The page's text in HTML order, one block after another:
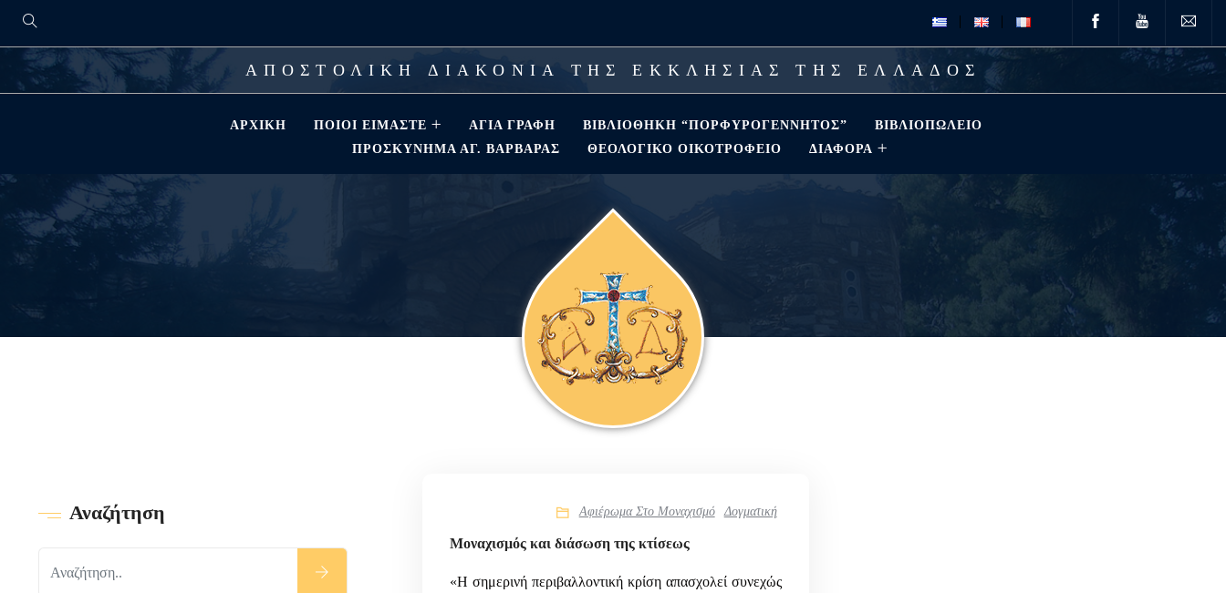
ΑΠΟΣΤΟΛΙΚΗ ΔΙΑΚΟΝΙΑ ΤΗΣ ΕΚΚΛΗΣΙΑΣ ΤΗΣ ΕΛΛΑΔΟΣ
ΑΡΧΙΚΉ ΠΟΙΟΊ ΕΊΜΑΣΤΕ ΑΓΊΑ ΓΡΑΦΉ ΒΙΒΛΙΟΘΗΚΗ “ΠΟΡΦΥΡΟΓΕΝΝΗΤΟΣ”
ΒΙΒΛΙΟΠΩΛΕΊΟ
ΠΡΟΣΚΎΝΗΜΑ ΑΓ. ΒΑΡΒΆΡΑΣ
ΘΕΟΛΟΓΙΚΌ ΟΙΚΟΤΡΟΦΕΊΟ ΔΙΑΦΟΡΑ
Αφιέρωμα Στο Μοναχισμό Δογματική
Μοναχισμός και διάσωση της κτίσεως
«Η σημερινή περιβαλλοντική κρίση απασχολεί συνεχώς
Αναζήτηση